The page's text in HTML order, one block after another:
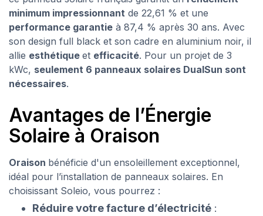
minimum impressionnant de 22,61 % et une
performance garantie à 87,4 % après 30 ans. Avec
son design full black et son cadre en aluminium noir, il
allie esthétique et efficacité. Pour un projet de 3
kWc, seulement 6 panneaux solaires DualSun sont
nécessaires.
Avantages de l’Énergie
Solaire à Oraison
Oraison bénéficie d'un ensoleillement exceptionnel,
idéal pour l’installation de panneaux solaires. En
choisissant Soleio, vous pourrez :
Réduire votre facture d’électricité :